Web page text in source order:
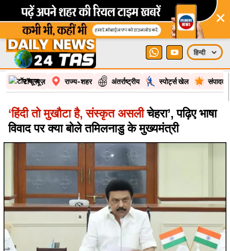
×
टॉप न्यूज़ राज्य-शहर अंतर्राष्ट्रीय स्पोर्ट्स खेल
‘हिंदी तो मुखौटा है, संस्कृत असलीचेहरा’, पढ़िए भाषा
विवाद पर क्या बोले तमिलनाडु के मुख्यमंत्री